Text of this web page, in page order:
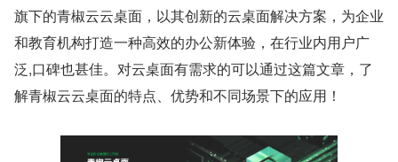
旗下的青椒云云桌面，以其创新的云桌面解决方案，为企业
和教育机构打造一种高效的办公新体验，在行业内用户广
泛,口碑也甚佳。对云桌面有需求的可以通过这篇文章，了
解青椒云云桌面的特点、优势和不同场景下的应用！